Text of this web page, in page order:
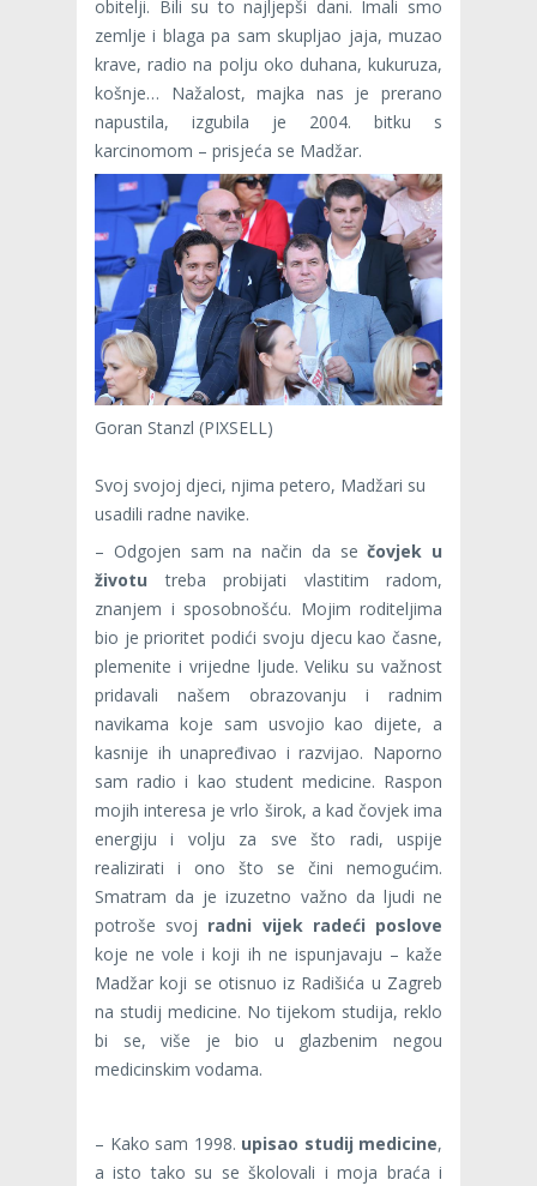
obitelji. Bili su to najljepši dani. Imali smo
zemlje i blaga pa sam skupljao jaja, muzao
krave, radio na polju oko duhana, kukuruza,
košnje… Nažalost, majka nas je prerano
napustila, izgubila je 2004. bitku s
karcinomom – prisjeća se Madžar.
Goran Stanzl (PIXSELL)
Svoj svojoj djeci, njima petero, Madžari su
usadili radne navike.
– Odgojen sam na način da sečovjek u
životu treba probijati vlastitim radom,
znanjem i sposobnošću. Mojim roditeljima
bio je prioritet podići svoju djecu kao časne,
plemenite i vrijedne ljude. Veliku su važnost
pridavali našem obrazovanju i radnim
navikama koje sam usvojio kao dijete, a
kasnije ih unapređivao i razvijao. Naporno
sam radio i kao student medicine. Raspon
mojih interesa je vrlo širok, a kad čovjek ima
energiju i volju za sve što radi, uspije
realizirati i ono što se čini nemogućim.
Smatram da je izuzetno važno da ljudi ne
potroše svoj radni vijek radeći poslove
koje ne vole i koji ih ne ispunjavaju – kaže
Madžar koji se otisnuo iz Radišića u Zagreb
na studij medicine. No tijekom studija, reklo
bi se, više je bio u glazbenim negou
medicinskim vodama.
– Kako sam 1998. upisao studij medicine,
a isto tako su se školovali i moja braća i